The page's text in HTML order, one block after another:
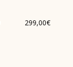
299,00€